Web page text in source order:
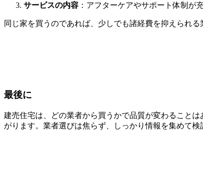
サービスの内容 ：アフターケアやサポート体制が
同じ家を買うのであれば、少しでも諸経費を抑えられ
最後に
建売住宅は、どの業者から買うかで品質が変わること
がります。業者選びは焦らず、しっかり情報を集めて検